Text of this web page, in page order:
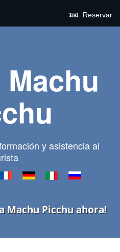
Reservar
y asistencia al
Machu Picchu ahora!